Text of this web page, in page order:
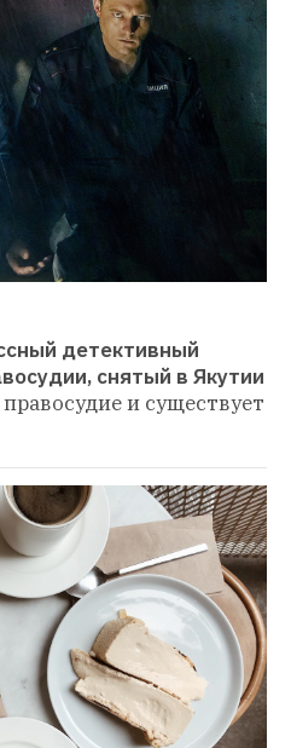
детективный
снятый в Якутии
и существует